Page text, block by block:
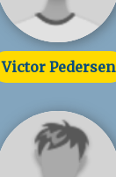
Victor Pedersen